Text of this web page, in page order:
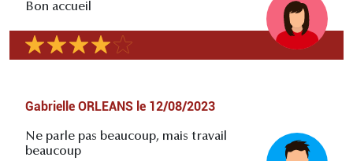
Bon accueil
Gabrielle ORLEANS le 12/08/2023
Ne parle pas beaucoup, mais travail
beaucoup